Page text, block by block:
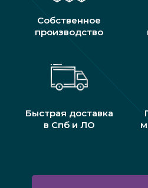
Собственное
производство
Быстрая доставка
в Спб и ЛО